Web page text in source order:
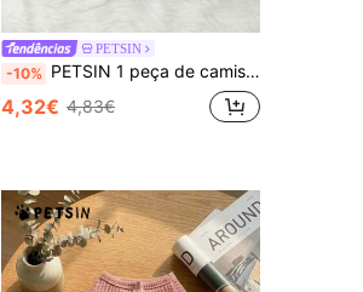
PETSIN
-10% PETSIN 1 peça de camisa xadrez de Natal para animais de estimação de cores misturadas
4,32€ 4,83€